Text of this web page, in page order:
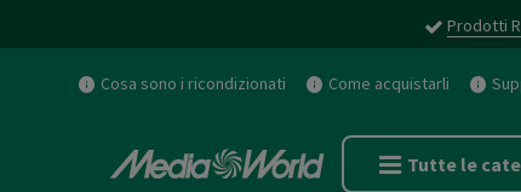
Prodotti
Cosa sono i ricondizionati Come acquistarli
Tutte le